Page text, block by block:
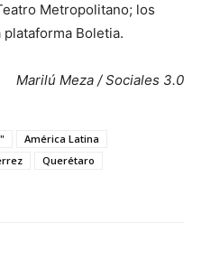
Metropolitano; los
Boletia.
Marilú Meza / Sociales 3.0
América Latina
Querétaro